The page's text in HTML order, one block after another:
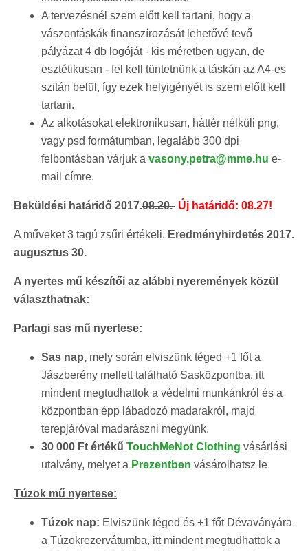
A tervezésnél szem előtt kell tartani, hogy a
vászontáskák finanszírozását lehetővé tevő
pályázat 4 db logóját - kis méretben ugyan, de
esztétikusan - fel kell tüntetnünk a táskán az A4-es
szitán belül, így ezek helyigényét is szem előtt kell
tartani.
Az alkotásokat elektronikusan, háttér nélküli png,
vagy psd formátumban, legalább 300 dpi
felbontásban várjuk a vasony.petra@mme.hu e-
mail címre.
Beküldési határidő 2017.08.20. Új határidő: 08.27!
A műveket 3 tagú zsűri értékeli. Eredményhirdetés 2017.
augusztus 30.
A nyertes mű készítői az alábbi nyeremények közül
választhatnak:
Parlagi sas mű nyertese:
Sas nap, mely során elviszünk téged +1 főt a
Jászberény mellett található Sasközpontba, itt
mindent megtudhattok a védelmi munkánkról és a
központban épp lábadozó madarakról, majd
terepjáróval madarászni megyünk.
30 000 Ft értékű TouchMeNot Clothing vásárlási
utalvány, melyet a Prezentben vásárolhatsz le
Túzok mű nyertese:
Túzok nap: Elviszünk téged és +1 főt Dévaványára
a Túzokrezervátumba, itt mindent megtudhattok a